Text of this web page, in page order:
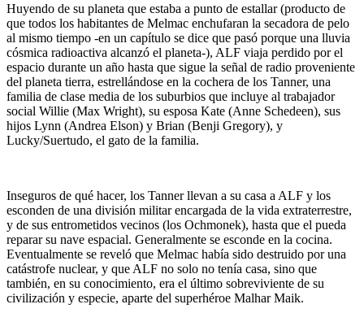
Huyendo de su planeta que estaba a punto de estallar (producto de
que todos los habitantes de Melmac enchufaran la secadora de pelo
al mismo tiempo -en un capítulo se dice que pasó porque una lluvia
cósmica radioactiva alcanzó el planeta-), ALF viaja perdido por el
espacio durante un año hasta que sigue la señal de radio proveniente
del planeta tierra, estrellándose en la cochera de los Tanner, una
familia de clase media de los suburbios que incluye al trabajador
social Willie (Max Wright), su esposa Kate (Anne Schedeen), sus
hijos Lynn (Andrea Elson) y Brian (Benji Gregory), y
Lucky/Suertudo, el gato de la familia.
Inseguros de qué hacer, los Tanner llevan a su casa a ALF y los
esconden de una división militar encargada de la vida extraterrestre,
y de sus entrometidos vecinos (los Ochmonek), hasta que el pueda
reparar su nave espacial. Generalmente se esconde en la cocina.
Eventualmente se reveló que Melmac había sido destruido por una
catástrofe nuclear, y que ALF no solo no tenía casa, sino que
también, en su conocimiento, era el último sobreviviente de su
civilización y especie, aparte del superhéroe Malhar Maik.